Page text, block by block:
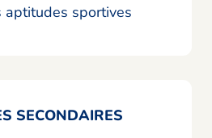
aptitudes sportives
SECONDAIRES